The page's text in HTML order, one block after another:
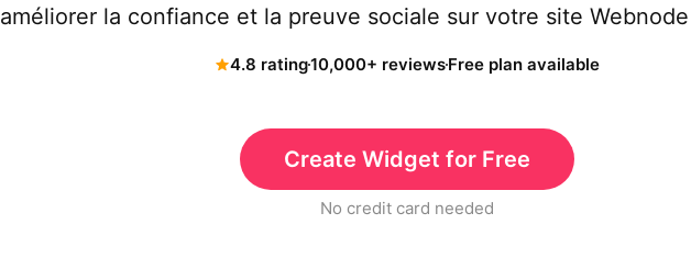
améliorer la confiance et la preuve sociale sur votre site
4.8 rating10,000+ reviewsFree plan available
Create Widget for Free
No credit card needed